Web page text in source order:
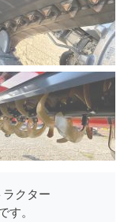
クター
す。